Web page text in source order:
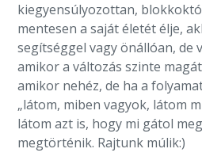
kiegyensúlyozottan,
mentesen a saját életét élje,
segítséggel vagy önállóan, de
amikor a változás szinte
amikor nehéz, de ha a
„látom, miben vagyok, látom
látom azt is, hogy mi gátol
megtörténik. Rajtunk múlik:)